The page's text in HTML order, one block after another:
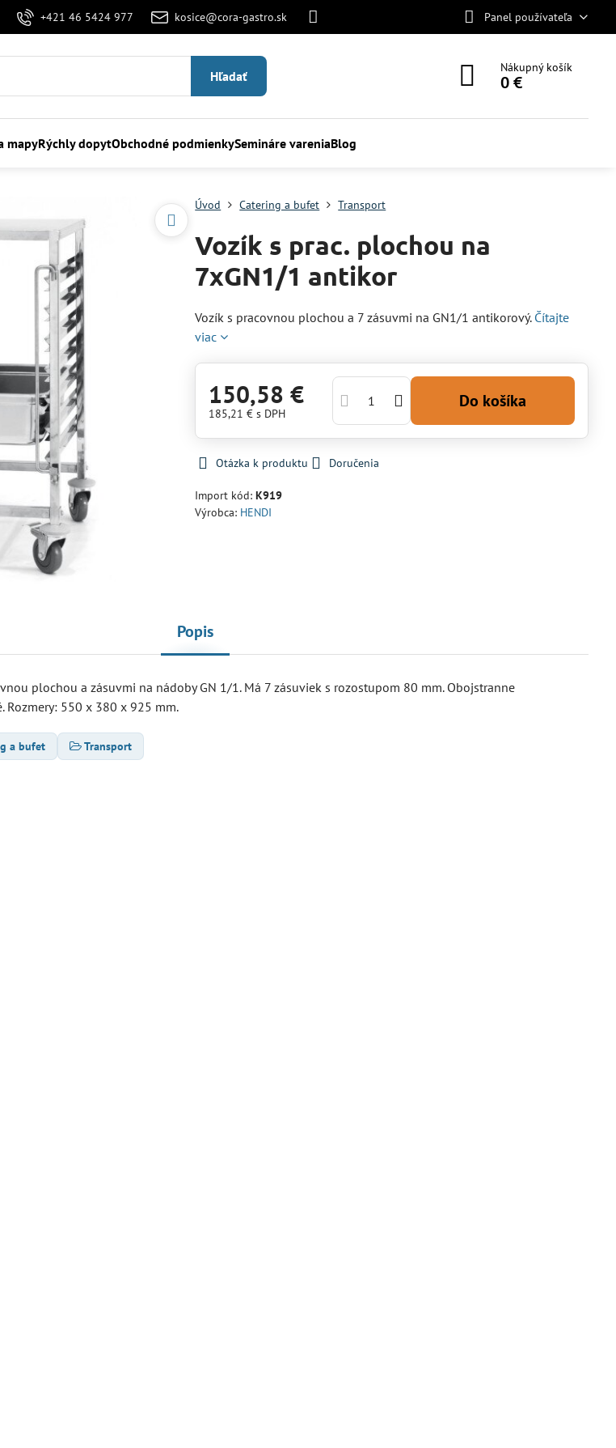
+421 46 5424 977 kosice@cora-gastro.sk Panel používateľa
Hľadať
Nákupný košík
0 €
mapyRýchly dopytObchodné podmienkySemináre vareniaBlog
Úvod Catering a bufet Transport
Vozík s prac. plochou na
7xGN1/1 antikor
Vozík s pracovnou plochou a 7 zásuvmi na GN1/1 antikorový. Čítajte
viac
150,58 €
185,21 €s DPH
Do košíka
Otázka k produktu Doručenia
Import kód:K919
Výrobca: HENDI
Popis
plochou a zásuvmi na nádoby GN 1/1. Má 7 zásuviek s rozostupom 80 mm. Obojstranne
Rozmery: 550 x 380 x 925 mm.
a bufet Transport